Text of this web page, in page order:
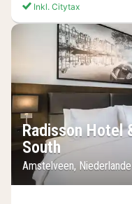
Inkl. Citytax
Radisson Hotel
South
Amstelveen, Niederlande